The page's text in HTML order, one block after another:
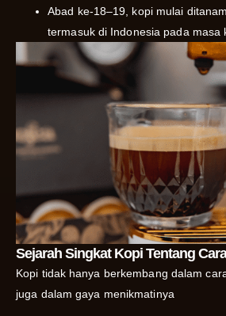
Abad ke-18–19, kopi mulai
termasuk di Indonesia pada masa
Sejarah Singkat Kopi Tentang
Kopi tidak hanya berkembang dalam
juga dalam gaya menikmatinya